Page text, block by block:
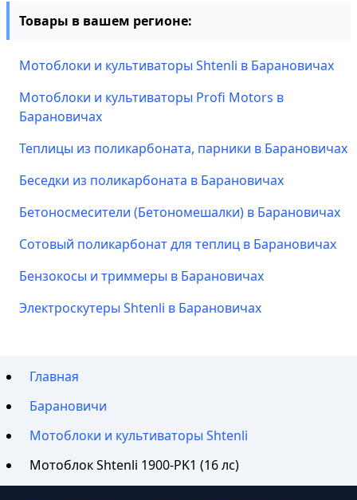
Товары в вашем регионе:
Мотоблоки и культиваторы Shtenli в Барановичах
Мотоблоки и культиваторы Profi Motors в
Барановичах
Теплицы из поликарбоната, парники в Барановичах
Беседки из поликарбоната в Барановичах
Бетоносмесители (Бетономешалки) в Барановичах
Сотовый поликарбонат для теплиц в Барановичах
Бензокосы и триммеры в Барановичах
Электроскутеры Shtenli в Барановичах
Главная
Барановичи
Мотоблоки и культиваторы Shtenli
Мотоблок Shtenli 1900-PK1 (16 лс)